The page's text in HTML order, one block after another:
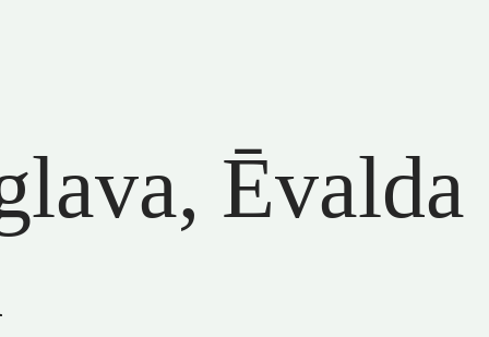
Ēvalda